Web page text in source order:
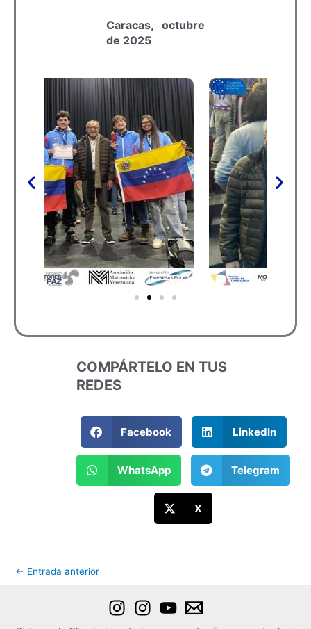
Caracas, octubre
de 2025
COMPÁRTELO EN TUS
REDES
Facebook LinkedIn
WhatsApp Telegram
X
← Entrada anterior